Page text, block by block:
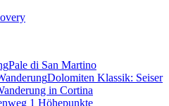
Pale di San Martino
Dolomiten Klassik: Seiser
in Cortina
1 Höhepunkte